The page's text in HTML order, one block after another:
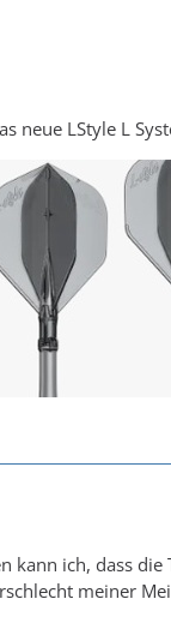
neue LStyle L
kann ich, dass
meiner